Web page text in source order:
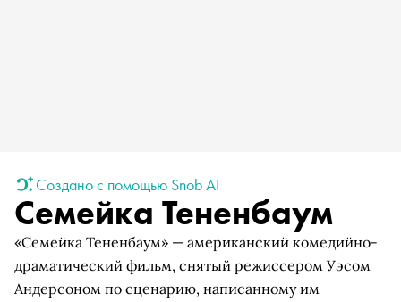
Создано с помощью Snob AI
Семейка Тененбаум
«Семейка Тененбаум» — американский комедийно-
драматический фильм, снятый режиссером Уэсом
Андерсоном по сценарию, написанному им